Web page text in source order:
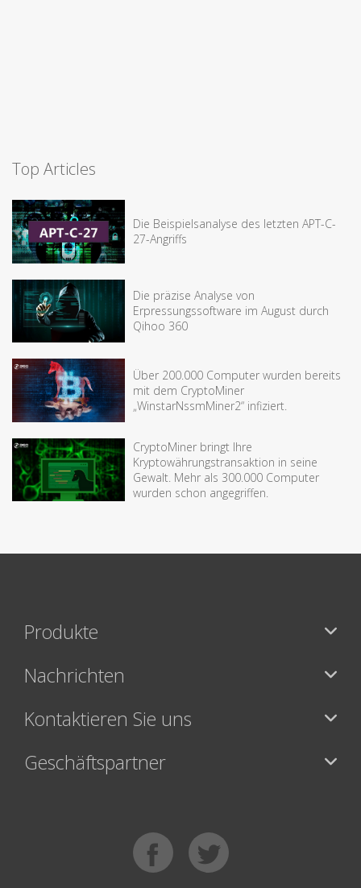
Top Articles
Die Beispielsanalyse des letzten APT-C-
27-Angriffs
Die präzise Analyse von
Erpressungssoftware im August durch
Qihoo 360
Über 200.000 Computer wurden bereits
mit dem CryptoMiner
„WinstarNssmMiner2“ infiziert.
CryptoMiner bringt Ihre
Kryptowährungstransaktion in seine
Gewalt. Mehr als 300.000 Computer
wurden schon angegriffen.
Produkte
Nachrichten
Kontaktieren Sie uns
Geschäftspartner